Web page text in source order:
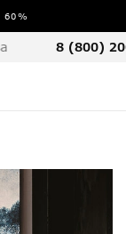
8 (800)